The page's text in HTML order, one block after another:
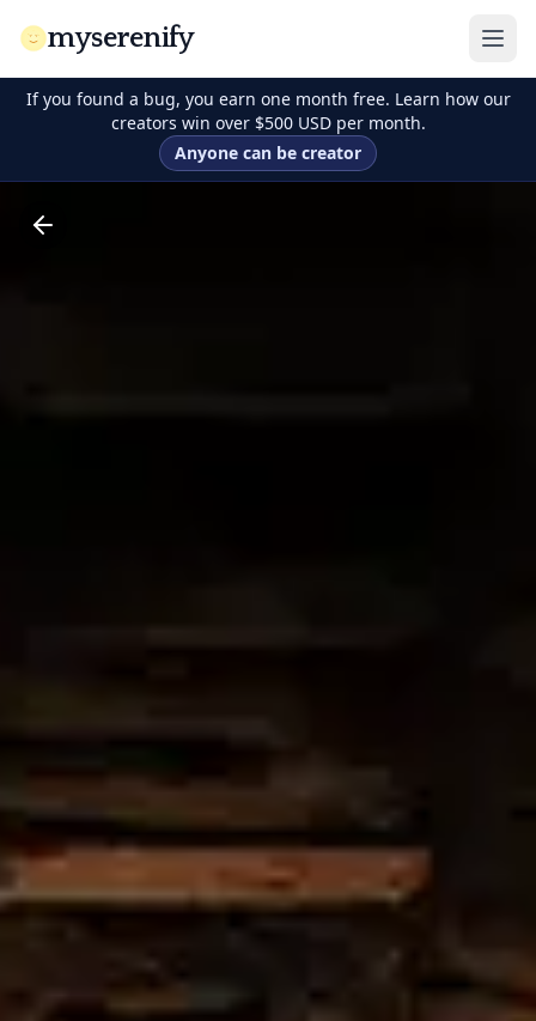
myserenify
If you found a bug, you earn one month free. Learn how our
creators win over $500 USD per month.
Anyone can be creator